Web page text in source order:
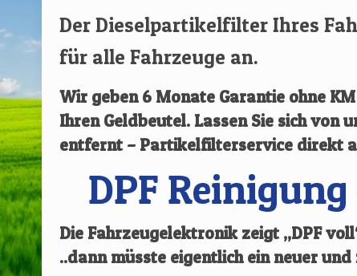
Der Dieselpartikelfilter Ihres
für alle Fahrzeuge an.
Wir geben 6 Monate Garantie ohne
Ihren Geldbeutel. Lassen Sie sich von
entfernt – Partikelfilterservice direkt
DPF
Die Fahrzeugelektronik zeigt „DPF
..dann müsste eigentlich ein neuer